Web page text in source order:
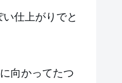
仕上がりでと
向かってたつ